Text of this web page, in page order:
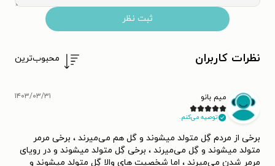
ثبت نظر
نظرات کاربران محبوب‌ترین
میم‌ بانو
توصیه می‌کنم.
۱۴۰۳/۰۳/۳۱
برخی از مردم گِل متولد میشوند و گل هم می‌میرند ، برخی مرمر
متولد میشوند و گِل می‌میرند ، برخی گِل متولد میشوند و در رویای
مرمر شدن می‌میرند ، اما شخصیت های والا گِل متولد میشوند و